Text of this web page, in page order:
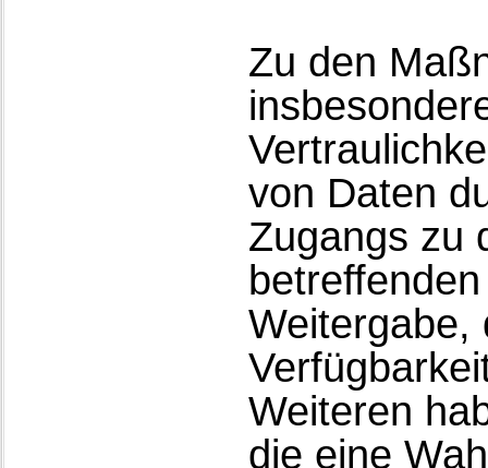
Zu den
von Daten
Zugangs zu
Weitergabe,
Weiteren
die eine